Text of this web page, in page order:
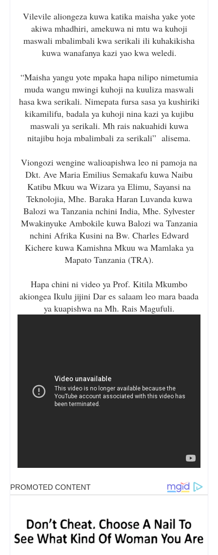
Vilevile aliongeza kuwa katika maisha yake yote
akiwa mhadhiri, amekuwa ni mtu wa kuhoji
maswali mbalimbali kwa serikali ili kuhakikisha
kuwa wanafanya kazi yao kwa weledi.
“Maisha yangu yote mpaka hapa nilipo nimetumia
muda wangu mwingi kuhoji na kuuliza maswali
hasa kwa serikali. Nimepata fursa sasa ya kushiriki
kikamilifu, badala ya kuhoji nina kazi ya kujibu
maswali ya serikali. Mh rais nakuahidi kuwa
nitajibu hoja mbalimbali za serikali” alisema.
Viongozi wengine walioapishwa leo ni pamoja na
Dkt. Ave Maria Emilius Semakafu kuwa Naibu
Katibu Mkuu wa Wizara ya Elimu, Sayansi na
Teknolojia, Mhe. Baraka Haran Luvanda kuwa
Balozi wa Tanzania nchini India, Mhe. Sylvester
Mwakinyuke Ambokile kuwa Balozi wa Tanzania
nchini Afrika Kusini na Bw. Charles Edward
Kichere kuwa Kamishna Mkuu wa Mamlaka ya
Mapato Tanzania (TRA).
Hapa chini ni video ya Prof. Kitila Mkumbo
akiongea Ikulu jijini Dar es salaam leo mara baada
ya kuapishwa na Mh. Rais Magufuli.